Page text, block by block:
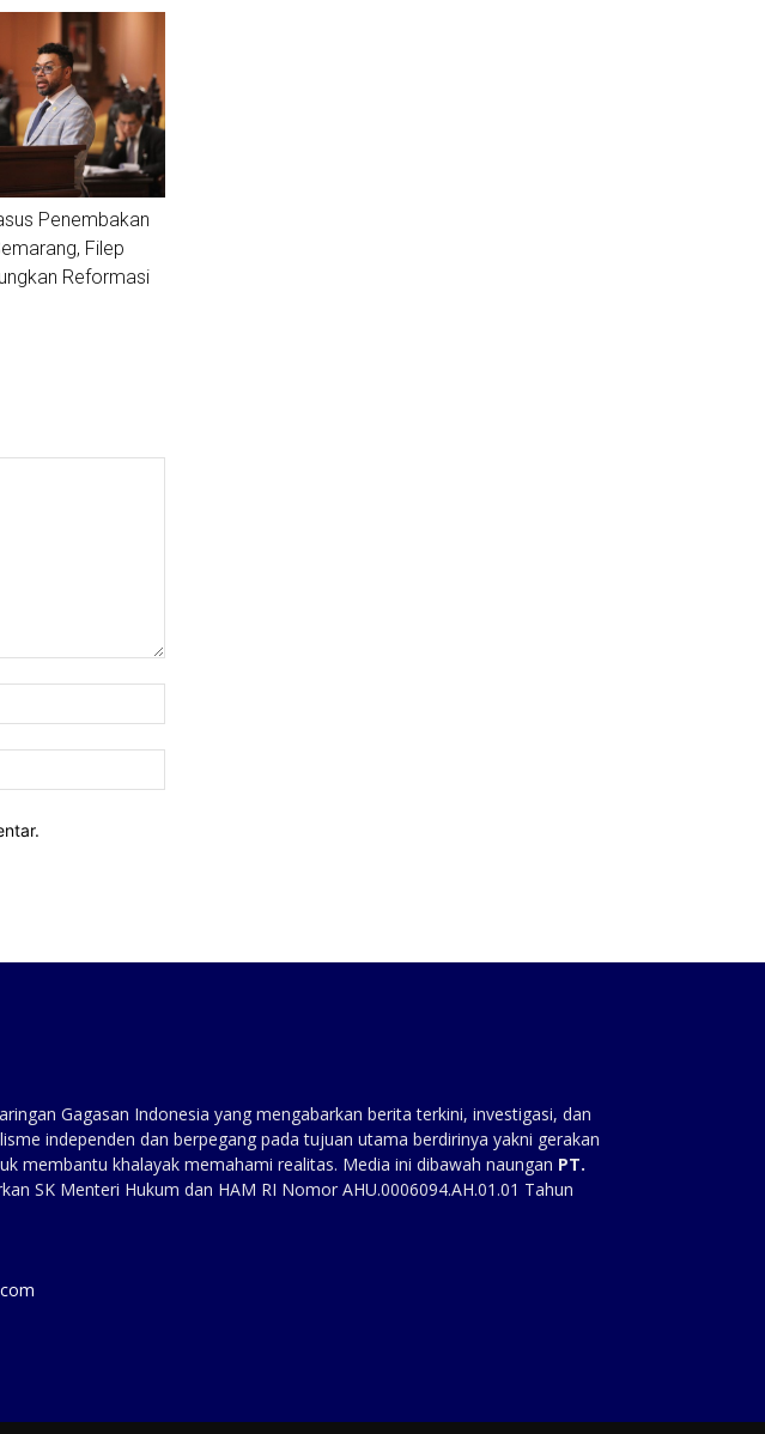
Penembakan
Filep
Reformasi
Gagasan Indonesia yang mengabarkan berita terkini, investigasi, dan
independen dan berpegang pada tujuan utama berdirinya yakni gerakan
membantu khalayak memahami realitas. Media ini dibawah naungan PT.
SK Menteri Hukum dan HAM RI Nomor AHU.0006094.AH.01.01 Tahun